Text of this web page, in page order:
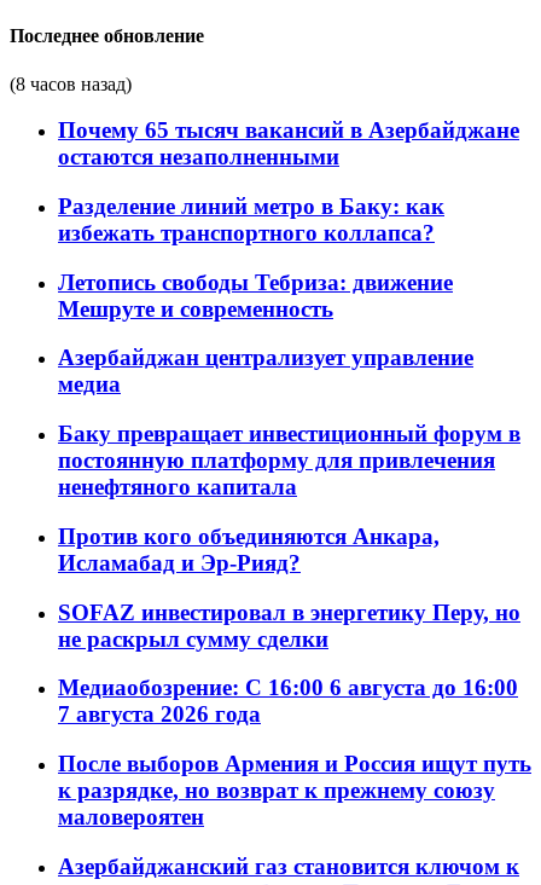
Последнее обновление
(8 часов назад)
Почему 65 тысяч вакансий в Азербайджане
остаются незаполненными
Разделение линий метро в Баку: как
избежать транспортного коллапса?
Летопись свободы Тебриза: движение
Мешруте и современность
Азербайджан централизует управление
медиа
Баку превращает инвестиционный форум в
постоянную платформу для привлечения
ненефтяного капитала
Против кого объединяются Анкара,
Исламабад и Эр-Рияд?
SOFAZ инвестировал в энергетику Перу, но
не раскрыл сумму сделки
Медиаобозрение: С 16:00 6 августа до 16:00
7 августа 2026 года
После выборов Армения и Россия ищут путь
к разрядке, но возврат к прежнему союзу
маловероятен
Азербайджанский газ становится ключом к